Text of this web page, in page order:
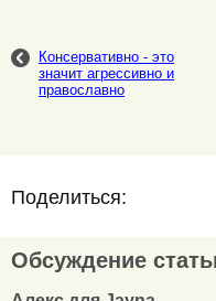
Консервативно - это
значит агрессивно и
православно
Поделиться:
Обсуждение